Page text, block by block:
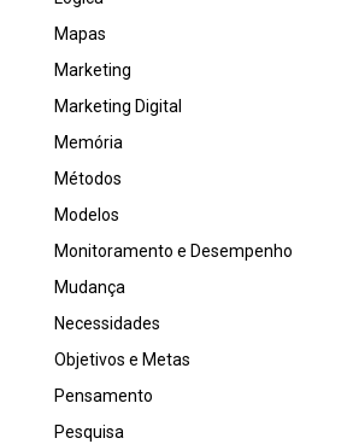
Mapas
Marketing
Marketing Digital
Memória
Métodos
Modelos
Monitoramento e Desempenho
Mudança
Necessidades
Objetivos e Metas
Pensamento
Pesquisa